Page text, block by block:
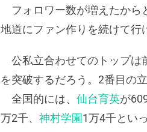
フォロワー数が増えたから
地道にファン作りを続けて行
公私立合わせてのトップは
を突破するだろう。2番目の
全国的には、 仙台育英が
万2千、 神村学園1万4千とい